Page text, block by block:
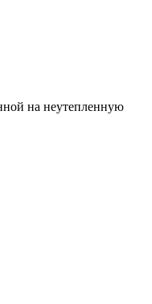
на неутепленную